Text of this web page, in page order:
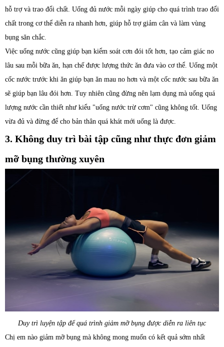
hỗ trợ và trao đổi chất. Uống đủ nước mỗi ngày giúp cho quá trình trao đổi
chất trong cơ thể diễn ra nhanh hơn, giúp hỗ trợ giảm cân và làm vùng
bụng săn chắc.
Việc uống nước cũng giúp bạn kiểm soát cơn đói tốt hơn, tạo cảm giác no
lâu sau mỗi bữa ăn, hạn chế được lượng thức ăn đưa vào cơ thể. Uống một
cốc nước trước khi ăn giúp bạn ăn mau no hơn và một cốc nước sau bữa ăn
sẽ giúp bạn lâu đói hơn. Tuy nhiên cũng đừng nên lạm dụng mà uống quá
lượng nước cần thiết như kiểu "uống nước trừ cơm" cũng không tốt. Uống
vừa đủ và đừng để cho bản thân quá khát mới uống là được.
3. Không duy trì bài tập cũng như thực đơn giảm
mỡ bụng thường xuyên
Duy trì luyện tập để quá trình giảm mỡ bụng được diễn ra liên tục
Chị em nào giảm mỡ bụng mà không mong muốn có kết quả sớm nhất